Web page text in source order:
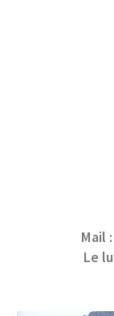
Mail :
Le